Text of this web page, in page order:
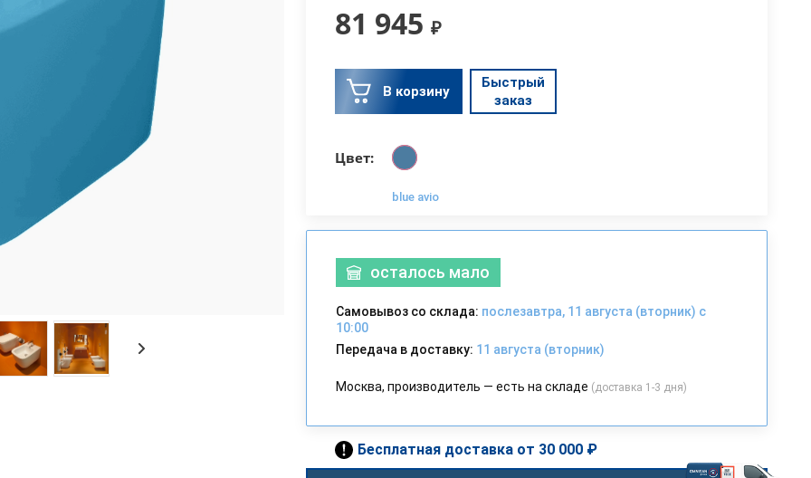
81 945 ₽
В корзину
Быстрый
заказ
Цвет:
blue avio
осталось мало
Самовывоз со склада: послезавтра, 11 августа (вторник) с
10:00
Передача в доставку: 11 августа (вторник)
Москва, производитель — есть на складе (доставка 1-3 дня)
Бесплатная доставка от 30 000 ₽